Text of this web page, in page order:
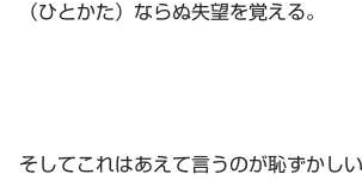
（ひとかた）ならぬ失望を覚える。
そしてこれはあえて言うのが恥ずかし